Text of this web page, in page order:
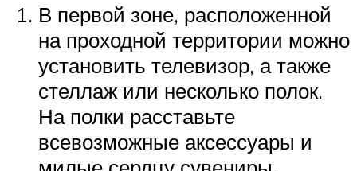
В первой зоне, расположенной
на проходной территории можно
установить телевизор, а также
стеллаж или несколько полок.
На полки расставьте
всевозможные аксессуары и